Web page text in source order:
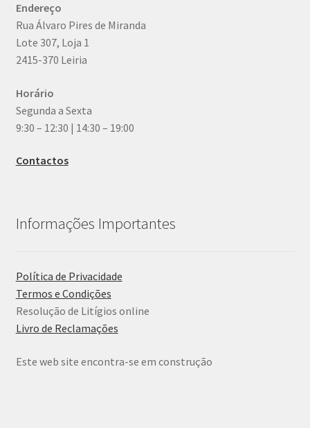
Endereço
Rua Álvaro Pires de Miranda
Lote 307, Loja 1
2415-370 Leiria
Horário
Segunda a Sexta
9:30 – 12:30 | 14:30 – 19:00
Contactos
Informações Importantes
Política de Privacidade
Termos e Condições
Resolução de Litígios online
Livro de Reclamações
Este web site encontra-se em construção